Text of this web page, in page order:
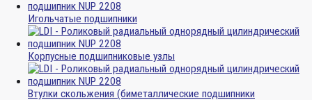
Игольчатые подшипники
Корпусные подшипниковые узлы
Втулки скольжения (биметаллические подшипники